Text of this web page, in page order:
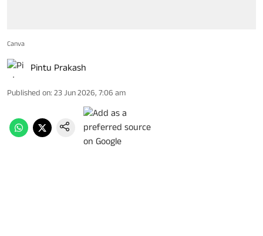
Canva
Pintu Prakash
Published on: 23 Jun 2026, 7:06 am